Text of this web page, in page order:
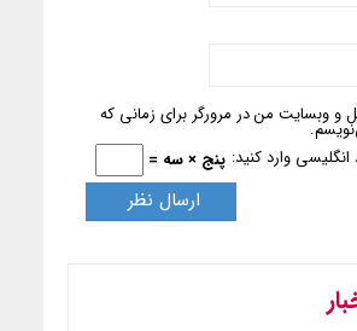
و وبسایت من در مرورگر برای زمانی که
وارد کنید: پنج × سه =